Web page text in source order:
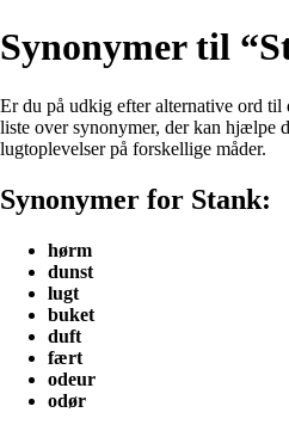
Synonymer til
Er du på udkig efter alternative ord til
liste over synonymer, der kan hjælpe
lugtoplevelser på forskellige måder.
Synonymer for Stank:
hørm
dunst
lugt
buket
duft
fært
odeur
odør